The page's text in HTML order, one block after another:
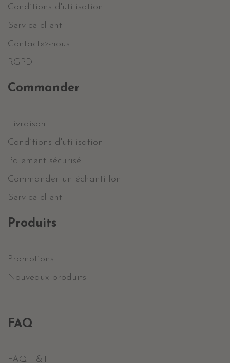
Conditions d'utilisation
Service client
Contactez-nous
RGPD
Commander
Livraison
Conditions d'utilisation
Paiement sécurisé
Commander un échantillon
Service client
Produits
Promotions
Nouveaux produits
FAQ
FAQ T&T